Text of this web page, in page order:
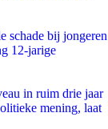
schade bij jongeren
12-jarige
in ruim drie jaar
mening, laat